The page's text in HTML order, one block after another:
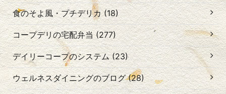
食のそよ風・プチデリカ (18)
コープデリの宅配弁当 (277)
デイリーコープのシステム (23)
ウェルネスダイニングのブログ (28)